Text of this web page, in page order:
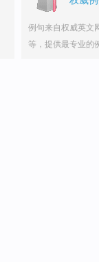
例句来自权威英文
等，提供最专业的